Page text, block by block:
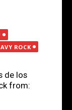
ROCK
de los
from: